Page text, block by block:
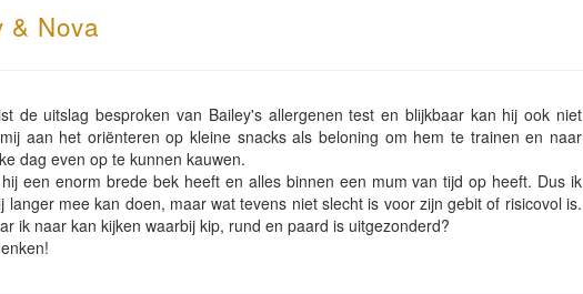
& Nova
de uitslag besproken van Bailey's allergenen test en blijkbaar kan hij ook niet
aan het oriënteren op kleine snacks als beloning om hem te trainen en naar
dag even op te kunnen kauwen.
een enorm brede bek heeft en alles binnen een mum van tijd op heeft. Dus ik
langer mee kan doen, maar wat tevens niet slecht is voor zijn gebit of risicovol is.
ik naar kan kijken waarbij kip, rund en paard is uitgezonderd?